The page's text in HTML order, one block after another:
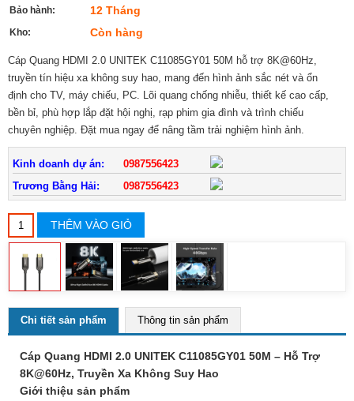
Bảo hành: 12 Tháng
Kho: Còn hàng
Cáp Quang HDMI 2.0 UNITEK C11085GY01 50M hỗ trợ 8K@60Hz,
truyền tín hiệu xa không suy hao, mang đến hình ảnh sắc nét và ổn
định cho TV, máy chiếu, PC. Lõi quang chống nhiễu, thiết kế cao cấp,
bền bỉ, phù hợp lắp đặt hội nghị, rạp phim gia đình và trình chiếu
chuyên nghiệp. Đặt mua ngay để nâng tầm trải nghiệm hình ảnh.
Kinh doanh dự án:
0987556423
Trương Bằng Hải:
0987556423
THÊM VÀO GIỎ
Chi tiết sản phẩm Thông tin sản phẩm
Cáp Quang HDMI 2.0 UNITEK C11085GY01 50M – Hỗ Trợ
8K@60Hz, Truyền Xa Không Suy Hao
Giới thiệu sản phẩm